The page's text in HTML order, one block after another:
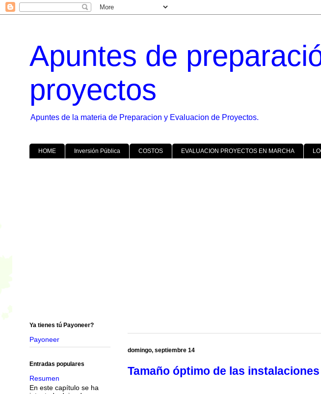
Apuntes de
proyectos
Apuntes de la materia de Preparacion y Evaluacion de Proyectos.
HOME Inversión Pública COSTOS EVALUACION PROYECTOS EN MARCHA
domingo, septiembre 14
Tamaño óptimo de las instalaciones
Ya tienes tú Payoneer?
Payoneer
Entradas populares
Resumen
En este capítulo se ha